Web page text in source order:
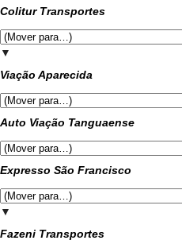
Colitur Transportes
▼
Viação Aparecida
Auto Viação Tanguaense
Expresso São Francisco
▼
Fazeni Transportes